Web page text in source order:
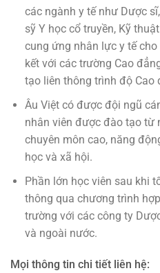
các ngành y tế như Dược
sỹ Y học cổ truyền, Kỹ
cung ứng nhân lực y tế
kết với các trường Cao
tạo liên thông trình độ Cao
Âu Việt có được đội ngũ
nhân viên được đào tạo từ
chuyên môn cao, năng
học và xã hội.
Phần lớn học viên sau khi
thông qua chương trình
trường với các công ty
và ngoài nước.
Mọi thông tin chi tiết liên hệ: